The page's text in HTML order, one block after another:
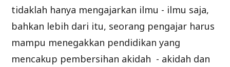
tidaklah hanya mengajarkan ilmu - ilmu saja,
bahkan lebih dari itu, seorang pengajar harus
mampu menegakkan pendidikan yang
mencakup pembersihan akidah - akidah dan